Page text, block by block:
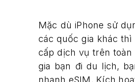
Mặc dù iPhone sử
các quốc gia khác thì
cấp dịch vụ trên toàn
gia bạn đi du lịch,
nhanh eSIM, Kích